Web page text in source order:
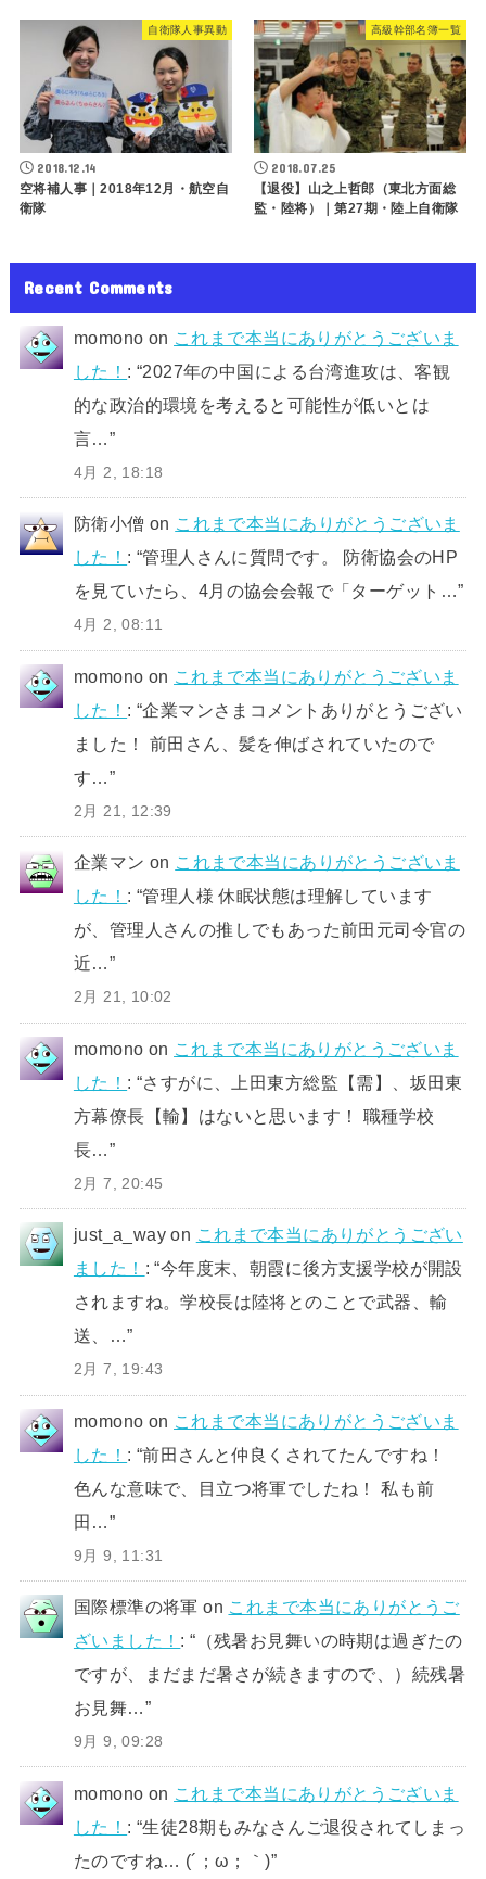
自衛隊人事異動
2018.12.14
空将補人事｜2018年12月・航空自
衛隊
高級幹部名簿一覧
2018.07.25
【退役】山之上哲郎（東北方面総
監・陸将）｜第27期・陸上自衛隊
Recent Comments
momono on これまで本当にありがとうございま
した！ : “2027年の中国による台湾進攻は、客観
的な政治的環境を考えると可能性が低いとは
言…”
4月 2, 18:18
防衛小僧 on これまで本当にありがとうございま
した！ : “管理人さんに質問です。 防衛協会のHP
を見ていたら、4月の協会会報で「ターゲット…”
4月 2, 08:11
momono on これまで本当にありがとうございま
した！ : “企業マンさまコメントありがとうござい
ました！ 前田さん、髪を伸ばされていたので
す…”
2月 21, 12:39
企業マン on これまで本当にありがとうございま
した！ : “管理人様 休眠状態は理解しています
が、管理人さんの推しでもあった前田元司令官の
近…”
2月 21, 10:02
momono on これまで本当にありがとうございま
した！ : “さすがに、上田東方総監【需】、坂田東
方幕僚長【輸】はないと思います！ 職種学校
長…”
2月 7, 20:45
just_a_way on これまで本当にありがとうござい
ました！ : “今年度末、朝霞に後方支援学校が開設
されますね。学校長は陸将とのことで武器、輸
送、…”
2月 7, 19:43
momono on これまで本当にありがとうございま
した！ : “前田さんと仲良くされてたんですね！
色んな意味で、目立つ将軍でしたね！ 私も前
田…”
9月 9, 11:31
国際標準の将軍 on これまで本当にありがとうご
ざいました！ : “ （残暑お見舞いの時期は過ぎたの
ですが、まだまだ暑さが続きますので、）続残暑
お見舞…”
9月 9, 09:28
momono on これまで本当にありがとうございま
した！ : “生徒28期もみなさんご退役されてしまっ
たのですね… (´；ω；｀)”